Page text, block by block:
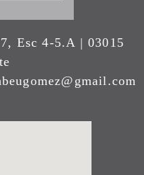
Esc 4-5.A | 03015